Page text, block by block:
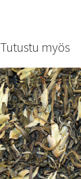
Tutustu myös